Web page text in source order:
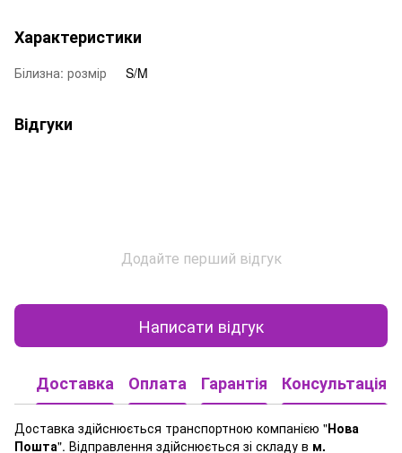
Характеристики
Білизна: розмір S/M
Відгуки
Додайте перший відгук
Написати відгук
Доставка Оплата Гарантія Консультація
Доставка здійснюється транспортною компанією "Нова
Пошта". Відправлення здійснюється зі складу в м.